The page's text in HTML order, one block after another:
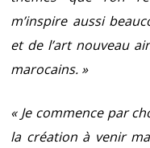
m’inspire aussi
et de l’art nouveau
marocains. »
« Je commence par
la création à venir